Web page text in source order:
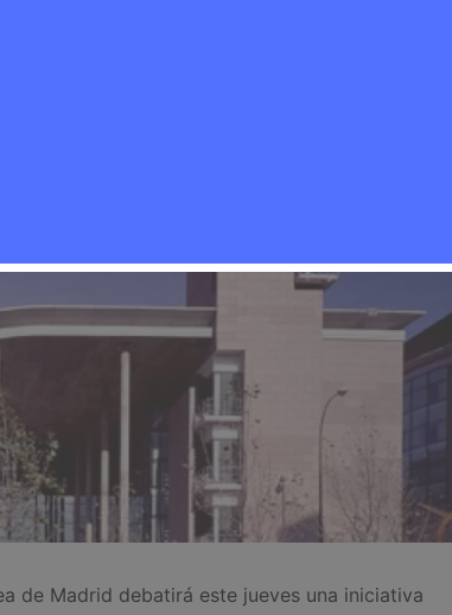
de Madrid debatirá este jueves una iniciativa